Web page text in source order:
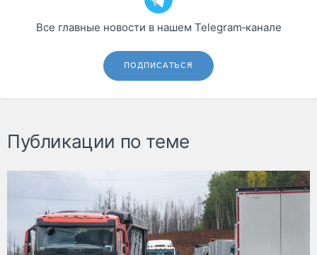
Все главные новости в нашем Telegram‑канале
ПОДПИСАТЬСЯ
Публикации по теме